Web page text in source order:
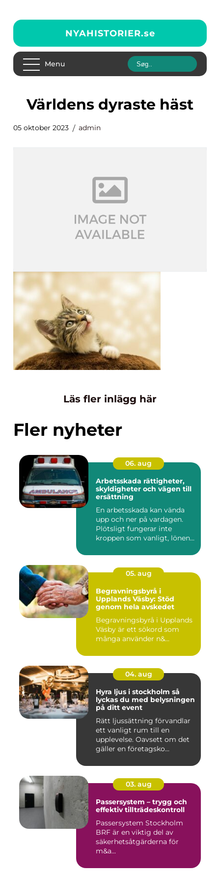
NYAHISTORIER.se
Menu
världens dyraste häst
05 oktober 2023 admin
Läs fler inlägg här
Fler nyheter
06. aug
Arbetsskada rättigheter,
skyldigheter och vägen till
ersättning
En arbetsskada kan vända
upp och ner på vardagen.
Plötsligt fungerar inte
kroppen som vanligt, lönen...
05. aug
Begravningsbyrå i
Upplands Väsby: Stöd
genom hela avskedet
Begravningsbyrå i Upplands
Väsby är ett sökord som
många använder n&...
04. aug
Hyra ljus i stockholm så
lyckas du med belysningen
på ditt event
Rätt ljussättning förvandlar
ett vanligt rum till en
upplevelse. Oavsett om det
gäller en företagsko...
03. aug
Passersystem – trygg och
effektiv tillträdeskontroll
Passersystem Stockholm
BRF är en viktig del av
säkerhetsåtgärderna för
m&a...